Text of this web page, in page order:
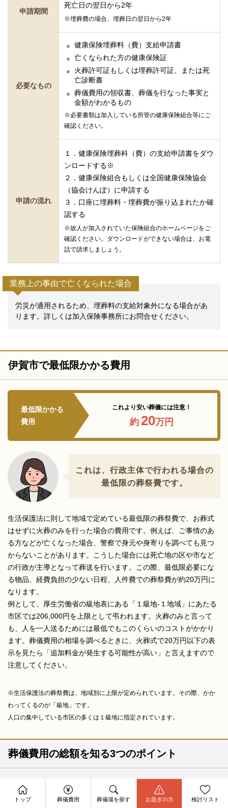
申請期間
死亡日の翌日から2年
※埋葬費の場合、埋葬日の翌日から2年
必要なもの
健康保険埋葬料（費）支給申請書
亡くなられた方の健康保険証
火葬許可証もしくは埋葬許可証、または死
亡診断書
葬儀費用の領収書、葬儀を行なった事実と
金額がわかるもの
※必要書類は加入している所管の健康保険組合等にご
確認ください。
申請の流れ
１．健康保険埋葬科（費）の支給申請書をダウ
ンロードする※
２．健康保険組合もしくは全国健康保険協会
（協会けんぽ）に申請する
３．口座に埋葬料・埋葬費が振り込まれたか確
認する
※故人が加入されていた保険組合のホームページをご
確認ください。ダウンロードができない場合は、お電
話で請求しましょう。
業務上の事由で亡くなられた場合
労災が適用されるため、埋葬料の支給対象外になる場合があ
ります。詳しくは加入保険事務所にお問合せください。
伊賀市で最低限かかる費用
最低限かかる
費用
これより安い葬儀には注意！
約 20万円
これは、行政主体で行われる場合の
最低限の葬祭費です。
生活保護法に則して地域で定めている最低限の葬祭費で、お葬式
はせずに火葬のみを行った場合の費用です。例えば、ご事情のあ
る方などが亡くなった場合、警察で身元や身寄りを調べても見つ
からないことがあります。こうした場合には死亡地の区や市など
の行政が主導となって葬送を行います。この際、最低限必要にな
る物品、経費負担の少ない日程、人件費での葬祭費が約20万円に
なります。
例として、厚生労働省の級地表にある「１級地-１地域」にあたる
市区では206,000円を上限として弔われます。火葬のみと言って
も、人を一人送るためには最低でもこのくらいのコストがかかり
ます。葬儀費用の相場を調べるときに、火葬式で20万円以下の表
示を見たら「追加料金が発生する可能性が高い」と言えますので
注意してください。
※生活保護法の葬祭費は、地域別に上限が定められています。その際、かか
わってくるのが「級地」です。
人口の集中している市区の多くは１級地に指定されています。
葬儀費用の総額を知る3つのポイント
葬儀費用の内訳
トップ 葬儀費用 葬儀場を探す お急ぎの方 検討リスト
資料請求
お問合せ
今すぐ電話相談